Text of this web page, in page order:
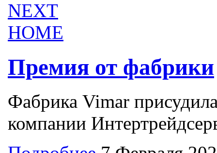
Премия от фабрики
Фабрика Vimar
компании